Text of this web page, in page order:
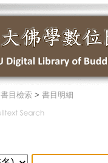
書目檢索 > 書目明細